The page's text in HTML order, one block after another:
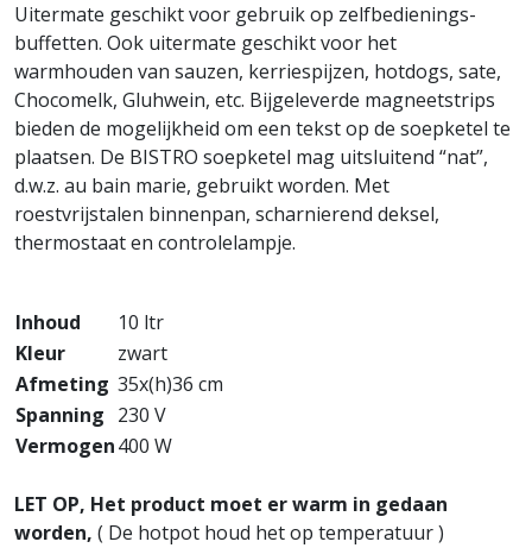
Uitermate geschikt voor gebruik op zelfbedienings-
buffetten. Ook uitermate geschikt voor het
warmhouden van sauzen, kerriespijzen, hotdogs, sate,
Chocomelk, Gluhwein, etc. Bijgeleverde magneetstrips
bieden de mogelijkheid om een tekst op de soepketel te
plaatsen. De BISTRO soepketel mag uitsluitend “nat”,
d.w.z. au bain marie, gebruikt worden. Met
roestvrijstalen binnenpan, scharnierend deksel,
thermostaat en controlelampje.
Inhoud
10 ltr
Kleur
zwart
Afmeting 35x(h)36 cm
Spanning 230 V
Vermogen400 W
LET OP, Het product moet er warm in gedaan
worden, ( De hotpot houd het op temperatuur )